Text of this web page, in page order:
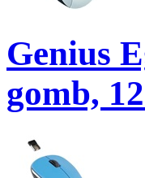
Genius
gomb,